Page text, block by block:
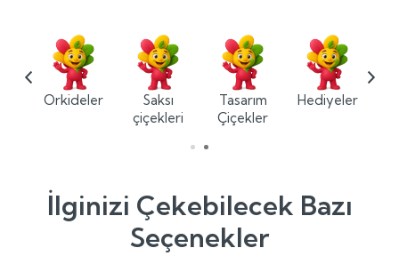
Orkideler
Saksı
çiçekleri
Tasarım
Çiçekler
Hediyeler
İlginizi Çekebilecek Bazı
Seçenekler